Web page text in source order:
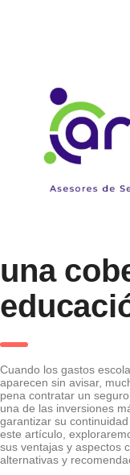
una
Cuando los gastos
aparecen sin avisar,
pena contratar un
una de las inversiones
garantizar su
este artículo,
sus ventajas y aspectos
alternativas y